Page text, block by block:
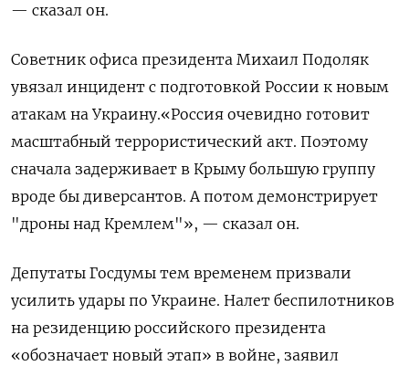
— сказал он.
Советник офиса президента Михаил Подоляк
увязал инцидент с подготовкой России к новым
атакам на Украину.«Россия очевидно готовит
масштабный террористический акт. Поэтому
сначала задерживает в Крыму большую группу
вроде бы диверсантов. А потом демонстрирует
"дроны над Кремлем"», — сказал он.
Депутаты Госдумы тем временем призвали
усилить удары по Украине. Налет беспилотников
на резиденцию российского президента
«обозначает новый этап» в войне, заявил